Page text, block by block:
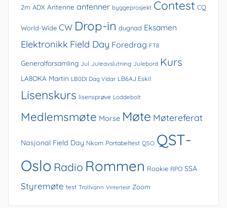
2m ADX Antenne antenner byggeprosjekt Contest CQ
World-Wide CW Drop-in dugnad Eksamen
Elektronikk Field Day Foredrag FT8
Generalforsamling Jul Juleavslutning Julebord Kurs
LA8OKA Martin LB0DI Dag Vidar LB6AJ Eskil
Lisenskurs lisensprøve Loddebolt
Medlemsmøte Morse Møte Møtereferat
Nasjonal Field Day Nkom Portabeltest QSO QST-
Oslo Radio Rommen Rookie RPO SSA
Styremøte test Trollvann Vintertest Zoom